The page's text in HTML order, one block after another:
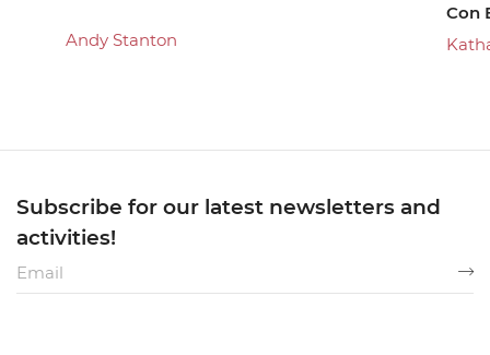
Andy Stanton
Con
Subscribe for our latest newsletters and
activities!